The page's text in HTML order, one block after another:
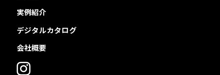
実例紹介
デジタルカタログ
会社概要